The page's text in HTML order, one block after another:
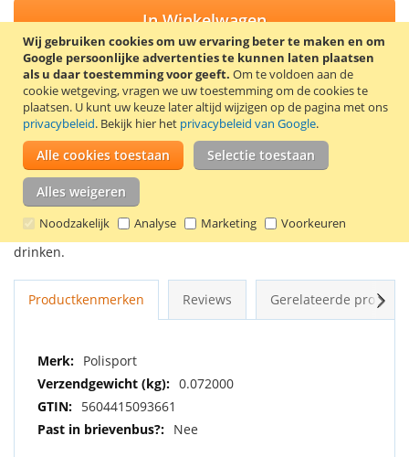
Wij gebruiken cookies om uw ervaring beter te maken en om
Google persoonlijke advertenties te kunnen laten plaatsen
als u daar toestemming voor geeft. Om te voldoen aan de
cookie wetgeving, vragen we uw toestemming om de cookies te
plaatsen. U kunt uw keuze later altijd wijzigen op de pagina met ons
privacybeleid. Bekijk hier het privacybeleid van Google.
Alle cookies toestaan Selectie toestaan
Alles weigeren
Noodzakelijk Analyse Marketing Voorkeuren
In Winkelwagen
VOEG TOE AAN VERLANGLIJST
TOEVOEGEN OM TE VERGELIJKEN
Deze zwarte bidon heeft een inhoud van 600 ml. Door zijn
grote opening kan de fles makkelijk worden bijgevuld en
worden schoongemaakt. Deze bidon is gemaakt van zacht
plastic, hierdoor is er niet veel knijpkracht nodig bij het
drinken.
Productkenmerken Reviews Gerelateerde
Meer
informatie
Polisport
0.072000
5604415093661
Nee